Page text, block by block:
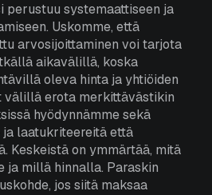
perustuu systemaattiseen ja
Uskomme, että
arvosijoittaminen voi tarjota
aikavälillä, koska
oleva hinta ja yhtiöiden
välillä erota merkittävästikin
hyödynnämme sekä
laatukriteereitä että
Keskeistä on ymmärtää, mitä
ja millä hinnalla. Paraskin
jos siitä maksaa